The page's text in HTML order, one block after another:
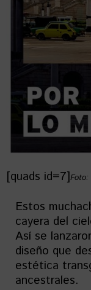
[quads id=7]Foto:
Estos
cayera del
Así se
diseño que
estética
ancestrales.